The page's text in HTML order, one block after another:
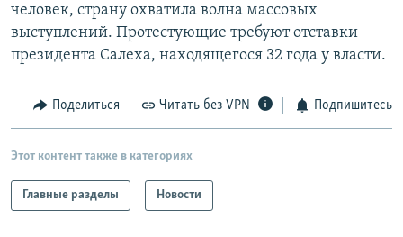
человек, страну охватила волна массовых
выступлений. Протестующие требуют отставки
президента Салеха, находящегося 32 года у власти.
Поделиться Читать без VPN Подпишитесь
Этот контент также в категориях
Главные разделы Новости